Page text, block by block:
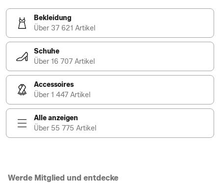
Bekleidung
Über 37 621 Artikel
Schuhe
Über 16 707 Artikel
Accessoires
Über 1 447 Artikel
Alle anzeigen
Über 55 775 Artikel
Werde Mitglied und entdecke